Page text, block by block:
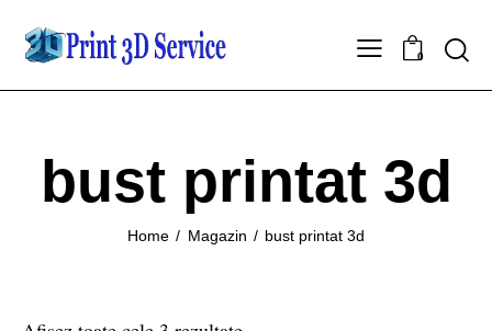
0
bust printat 3d
Home Magazin bust printat 3d